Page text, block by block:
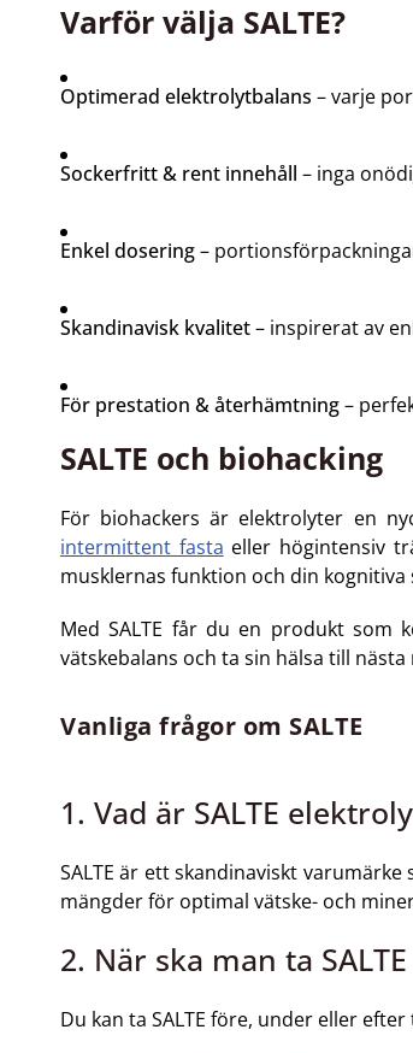
Varför välja SALTE?
Optimerad elektrolytbalans – varje
Sockerfritt & rent innehåll – inga
Enkel dosering–
Skandinavisk kvalitet– inspirerat av
För prestation & återhämtning–
SALTE och biohacking
För biohackers är elektrolyter en
intermittent fasta eller högintensiv
musklernas funktion och din
Med SALTE får du en produkt som
vätskebalans och ta sin hälsa till nästa
Vanliga frågor om SALTE
1. Vad är SALTE
SALTE är ett skandinaviskt
mängder för optimal vätske- och
2. När ska man ta
Du kan ta SALTE före, under eller